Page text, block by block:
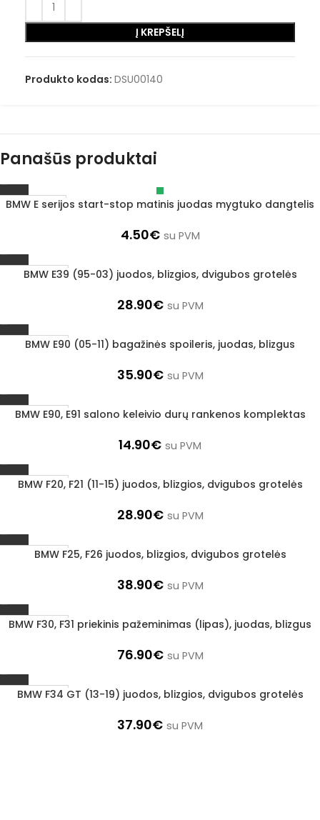
Į KREPŠELĮ
Produkto kodas: DSU00140
Panašūs produktai
Išparduota
BMW E serijos start-stop matinis juodas mygtuko dangtelis
4.50€ su PVM
1–3 d. d.
BMW E39 (95-03) juodos, blizgios, dvigubos grotelės
28.90€ su PVM
1–3 d. d.
BMW E90 (05-11) bagažinės spoileris, juodas, blizgus
35.90€ su PVM
1–3 d. d.
BMW E90, E91 salono keleivio durų rankenos komplektas
14.90€ su PVM
1–3 d. d.
BMW F20, F21 (11-15) juodos, blizgios, dvigubos grotelės
28.90€ su PVM
1–3 d. d.
BMW F25, F26 juodos, blizgios, dvigubos grotelės
38.90€ su PVM
1–3 d. d.
BMW F30, F31 priekinis pažeminimas (lipas), juodas, blizgus
76.90€ su PVM
1–3 d. d.
BMW F34 GT (13-19) juodos, blizgios, dvigubos grotelės
37.90€ su PVM